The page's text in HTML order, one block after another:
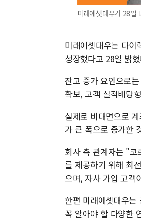
미래에셋대우가 28일
미래에셋대우는 다이
성장했다고 28일 밝
잔고 증가 요인으로
확보, 고객 실적배당
실제로 비대면으로
가 큰 폭으로 증가한
회사 측 관계자는 "코
를 제공하기 위해 최
으며, 자사 가입 고객
한편 미래에셋대우는
꼭 알아야 할 다양한